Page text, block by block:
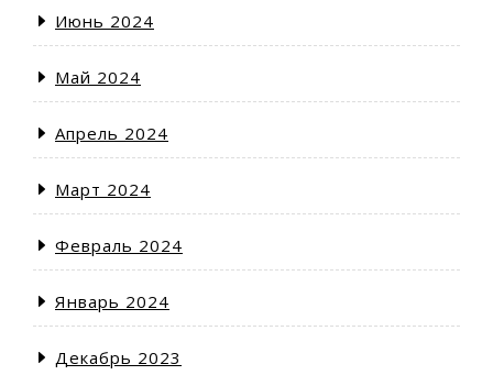
Июнь 2024
Май 2024
Апрель 2024
Март 2024
Февраль 2024
Январь 2024
Декабрь 2023